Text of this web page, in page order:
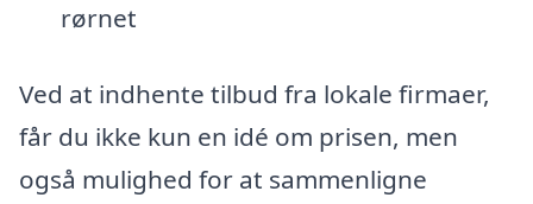
rørnet
Ved at indhente tilbud fra lokale firmaer,
får du ikke kun en idé om prisen, men
også mulighed for at sammenligne